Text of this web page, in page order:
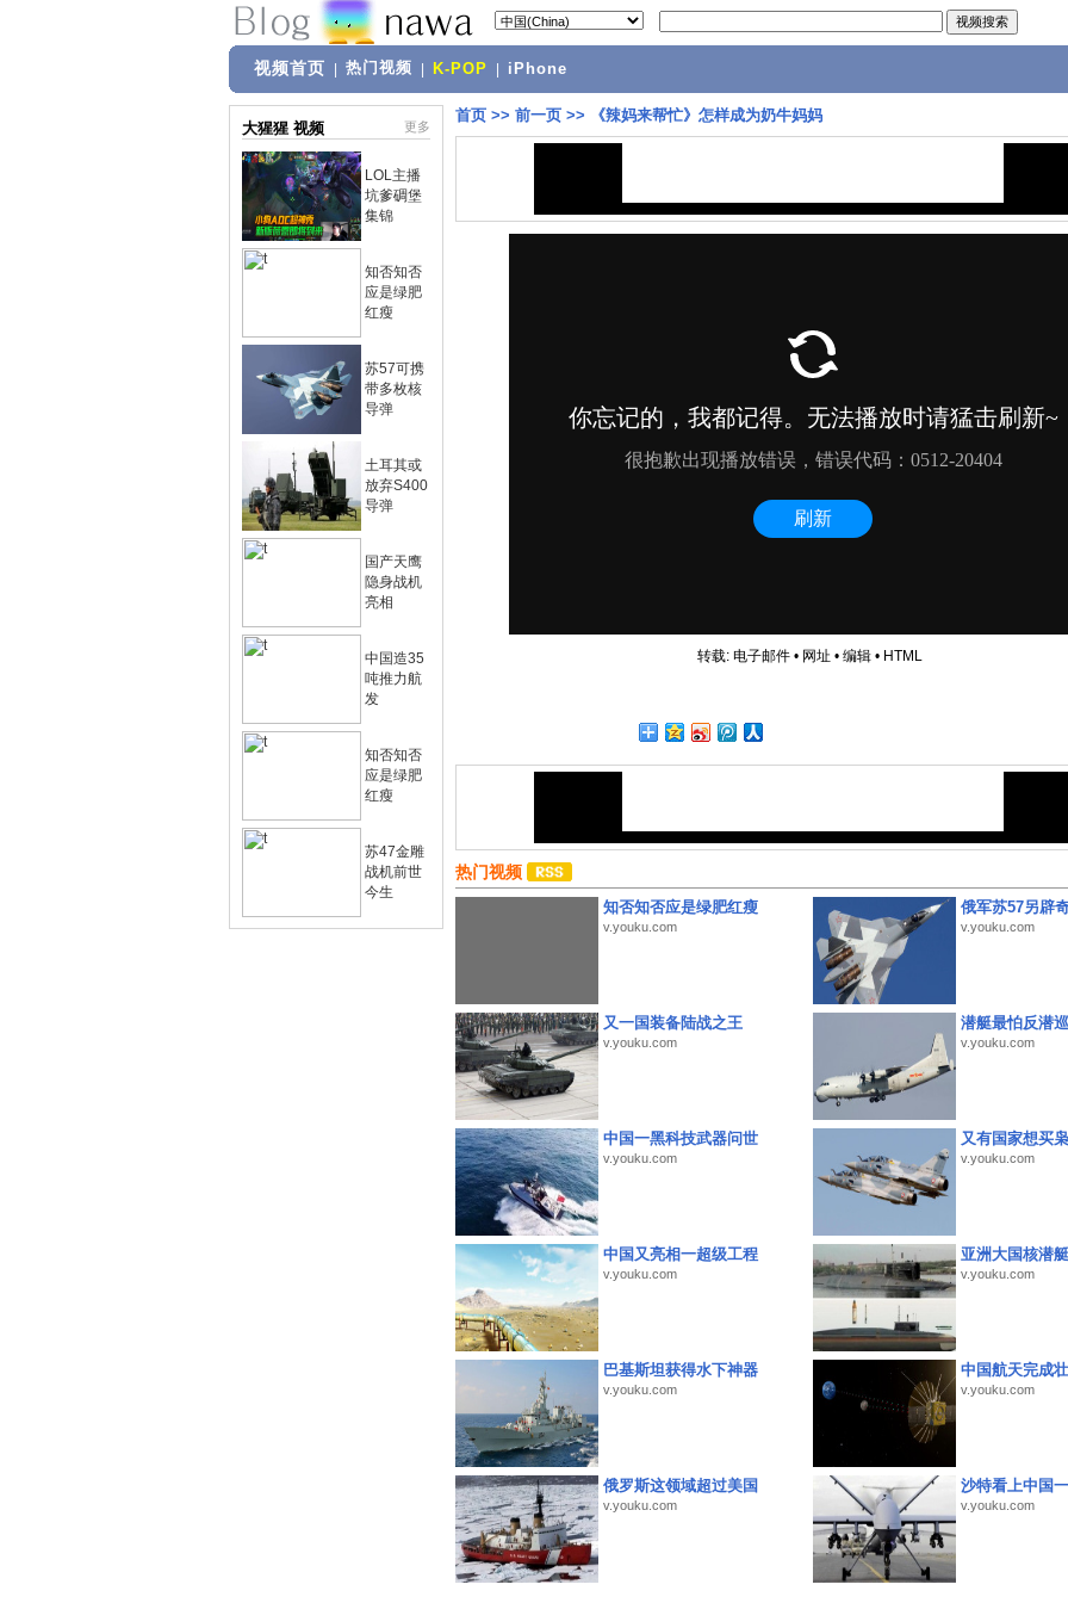
视频首页 热门视频 K-POP iPhone
大猩猩 视频 更多
LOL主播
坑爹碉堡
集锦
知否知否
应是绿肥
红瘦
苏57可携
带多枚核
导弹
土耳其或
放弃S400
导弹
国产天鹰
隐身战机
亮相
中国造35
吨推力航
发
知否知否
应是绿肥
红瘦
苏47金雕
战机前世
今生
首页 >> 前一页 >> 《辣妈来帮忙》怎样成为奶牛妈妈
转载: 电子邮件• 网址 • 编辑• HTML
热门视频
知否知否应是绿肥红瘦
v.youku.com
俄军苏57另辟
v.youku.com
又一国装备陆战之王
v.youku.com
潜艇最怕反潜
v.youku.com
中国一黑科技武器问世
v.youku.com
又有国家想买
v.youku.com
中国又亮相一超级工程
v.youku.com
亚洲大国核潜
v.youku.com
巴基斯坦获得水下神器
v.youku.com
中国航天完成
v.youku.com
俄罗斯这领域超过美国
v.youku.com
沙特看上中国
v.youku.com